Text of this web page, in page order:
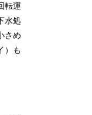
転運
水処
さめ
）も